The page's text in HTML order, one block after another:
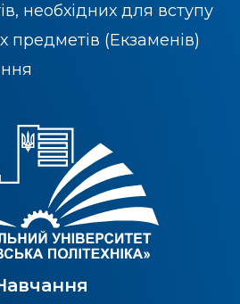
необхідних для вступу
предметів (Екзаменів)